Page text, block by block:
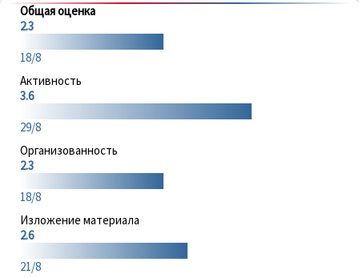
Общая оценка
2.3
18/8
Активность
3.6
29/8
Организованность
2.3
18/8
Изложение материала
2.6
21/8